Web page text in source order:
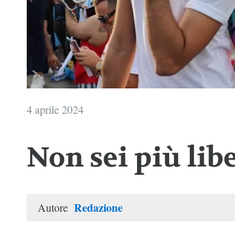
4 aprile 2024
Non sei più
Autore Redazione